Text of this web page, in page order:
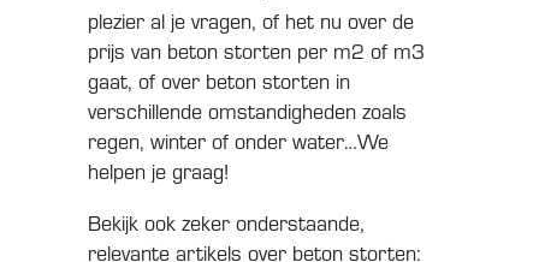
plezier al je vragen, of het nu over de
prijs van beton storten per m2 of m3
gaat, of over beton storten in
verschillende omstandigheden zoals
regen, winter of onder water…We
helpen je graag!
Bekijk ook zeker onderstaande,
relevante artikels over beton storten: